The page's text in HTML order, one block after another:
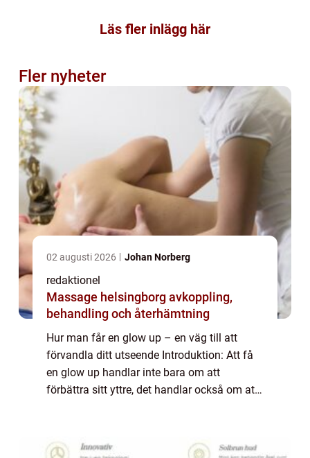
Läs fler inlägg här
Fler nyheter
02 augusti 2026 Johan Norberg
redaktionel
Massage helsingborg avkoppling,
behandling och återhämtning
Hur man får en glow up – en väg till att
förvandla ditt utseende Introduktion: Att få
en glow up handlar inte bara om att
förbättra sitt yttre, det handlar också om att